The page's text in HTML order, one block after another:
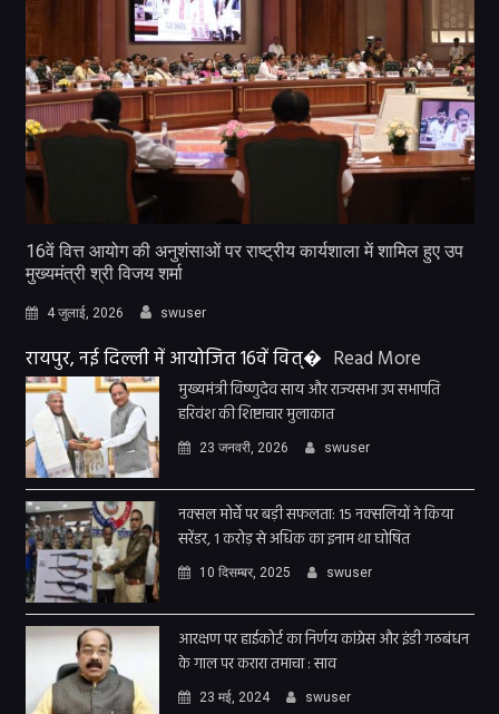
16वें वित्त आयोग की अनुशंसाओं पर राष्ट्रीय कार्यशाला में शामिल हुए उप
मुख्यमंत्री श्री विजय शर्मा
4 जुलाई, 2026 swuser
रायपुर, नई दिल्ली में आयोजित 16वें वित्� Read More
मुख्यमंत्री विष्णुदेव साय और राज्यसभा उप सभापति
हरिवंश की शिष्टाचार मुलाकात
23 जनवरी, 2026 swuser
नक्सल मोर्चे पर बड़ी सफलता: 15 नक्सलियों ने किया
सरेंडर, 1 करोड़ से अधिक का इनाम था घोषित
10 दिसम्बर, 2025 swuser
आरक्षण पर हाईकोर्ट का निर्णय कांग्रेस और इंडी गठबंधन
के गाल पर करारा तमाचा : साव
23 मई, 2024 swuser